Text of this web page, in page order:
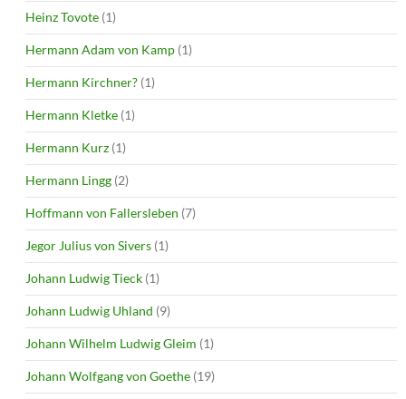
Heinz Tovote (1)
Hermann Adam von Kamp (1)
Hermann Kirchner? (1)
Hermann Kletke (1)
Hermann Kurz (1)
Hermann Lingg (2)
Hoffmann von Fallersleben (7)
Jegor Julius von Sivers (1)
Johann Ludwig Tieck (1)
Johann Ludwig Uhland (9)
Johann Wilhelm Ludwig Gleim (1)
Johann Wolfgang von Goethe (19)